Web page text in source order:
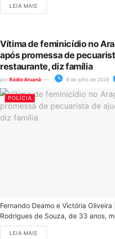
LEIA MAIS
Vítima de feminicídio no
após promessa de
restaurante, diz família
por Rádio Aruanã 8 de julho de 2026
POLÍCIA
Fernando Deamo e Victória
Rodrigues de Souza, de 33 anos,
LEIA MAIS